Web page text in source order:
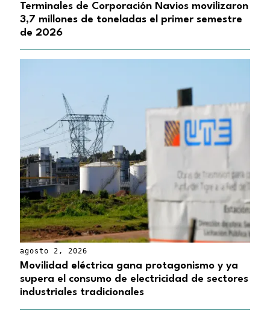
Terminales de Corporación Navios movilizaron
3,7 millones de toneladas el primer semestre
de 2026
agosto 2, 2026
Movilidad eléctrica gana protagonismo y ya
supera el consumo de electricidad de sectores
industriales tradicionales